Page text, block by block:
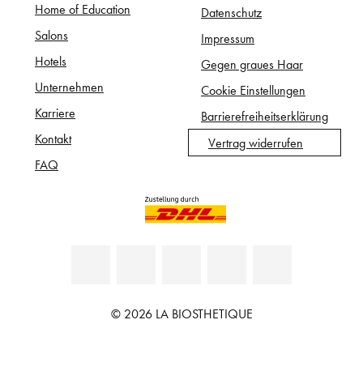
Home of Education
Salons
Hotels
Unternehmen
Karriere
Kontakt
FAQ
Datenschutz
Impressum
Gegen graues Haar
Cookie Einstellungen
Barrierefreiheitserklärung
Vertrag widerrufen
© 2026 LA BIOSTHETIQUE